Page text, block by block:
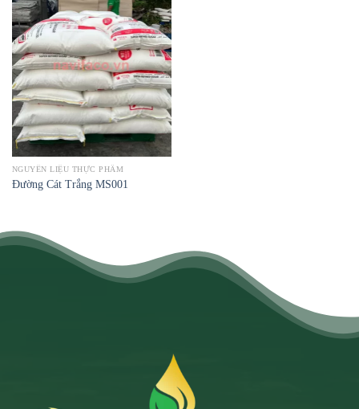
NGUYÊN LIỆU THỰC PHẨM
Đường Cát Trắng MS001